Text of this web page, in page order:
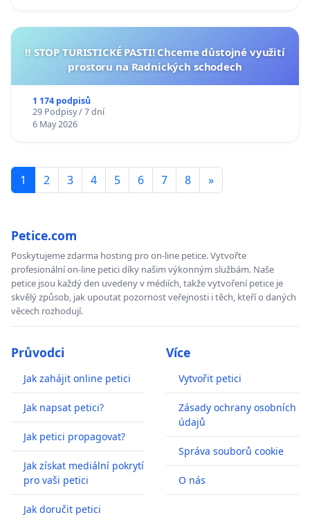
‼️ STOP TURISTICKÉ PASTI! Chceme důstojné využití
prostoru na Radnických schodech
1 174 podpisů
29 Podpisy / 7 dní
6 May 2026
1 2 3 4 5 6 7 8 »
Petice.com
Poskytujeme zdarma hosting pro on-line petice. Vytvořte
profesionální on-line petici díky našim výkonným službám. Naše
petice jsou každý den uvedeny v médiích, takže vytvoření petice je
skvělý způsob, jak upoutat pozornost veřejnosti i těch, kteří o daných
věcech rozhodují.
Průvodci
Jak zahájit online petici
Jak napsat petici?
Jak petici propagovat?
Jak získat mediální pokrytí
pro vaši petici
Jak doručit petici
Více
Vytvořit petici
Zásady ochrany osobních
údajů
Správa souborů cookie
O nás